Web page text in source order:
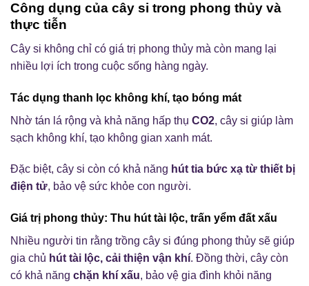
Công dụng của cây si trong phong thủy và
thực tiễn
Cây si không chỉ có giá trị phong thủy mà còn mang lại
nhiều lợi ích trong cuộc sống hàng ngày.
Tác dụng thanh lọc không khí, tạo bóng mát
Nhờ tán lá rộng và khả năng hấp thụ CO2, cây si giúp làm
sạch không khí, tạo không gian xanh mát.
Đặc biệt, cây si còn có khả năng hút tia bức xạ từ thiết bị
điện tử, bảo vệ sức khỏe con người.
Giá trị phong thủy: Thu hút tài lộc, trấn yểm đất xấu
Nhiều người tin rằng trồng cây si đúng phong thủy sẽ giúp
gia chủ hút tài lộc, cải thiện vận khí. Đồng thời, cây còn
có khả năng chặn khí xấu, bảo vệ gia đình khỏi năng